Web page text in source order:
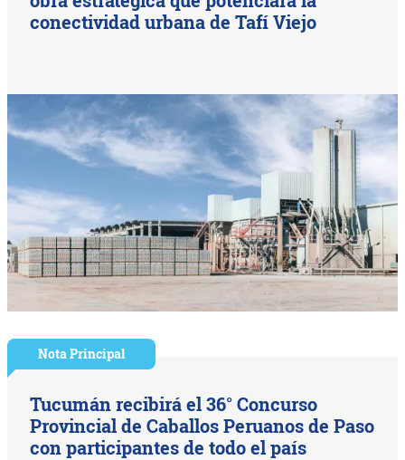
conectividad urbana de Tafí Viejo
Nota Principal
Tucumán recibirá el 36° Concurso
Provincial de Caballos Peruanos de Paso
con participantes de todo el país